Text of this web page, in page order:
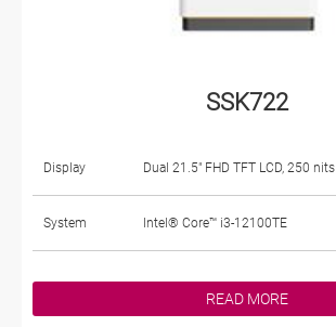
SSK722
Display Dual 21.5" FHD TFT LCD, 250 nits
System Intel® Core™ i3-12100TE
READ MORE